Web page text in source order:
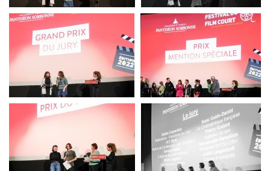
festival du film court festival du film court
festival du film court festival du film court